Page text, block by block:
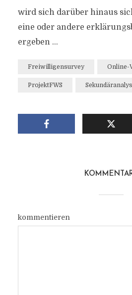
wird sich darüber hinaus
eine oder andere
ergeben …
Freiwilligensurvey Online-
ProjektFWS
kommentieren